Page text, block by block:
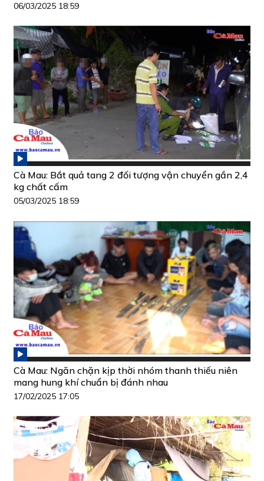
06/03/2025 18:59
Cà Mau: Bắt quả tang 2 đối tượng vận chuyển gần 2,4
kg chất cấm
05/03/2025 18:59
Cà Mau: Ngăn chặn kịp thời nhóm thanh thiếu niên
mang hung khí chuẩn bị đánh nhau
17/02/2025 17:05